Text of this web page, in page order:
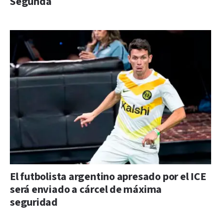
El futbolista argentino apresado por el ICE
será enviado a cárcel de máxima
seguridad